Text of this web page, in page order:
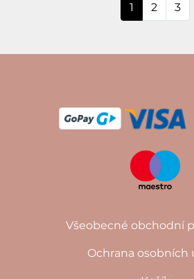
1 2 3
Všeobecné obchodní
Ochrana osobních